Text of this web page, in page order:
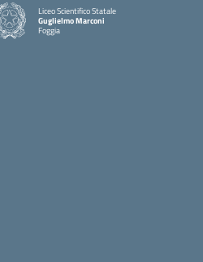
Liceo Scientifico Statale
Guglielmo Marconi
Foggia
— Visita la pagina iniziale della scuola